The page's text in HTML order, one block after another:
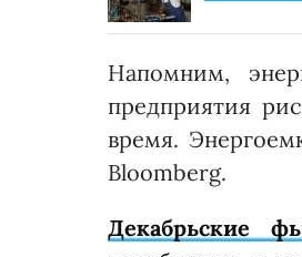
Напомним,
предприятия
время.
Bloomberg.
Декабрьские